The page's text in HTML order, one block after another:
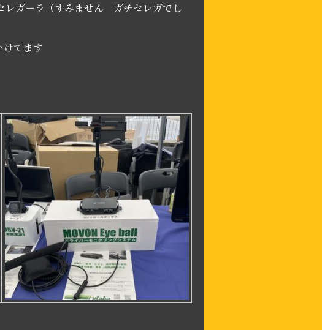
ラ（すみません ガチセレガでし
ます